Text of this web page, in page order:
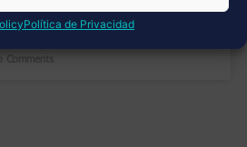
Política de Privacidad
Comments